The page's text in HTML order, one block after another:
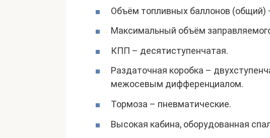
Объём топливных баллонов (общий)
Максимальный объём
КПП – десятиступенчатая.
Раздаточная коробка –
межосевым дифференциалом.
Тормоза – пневматические.
Высокая кабина, оборудованная